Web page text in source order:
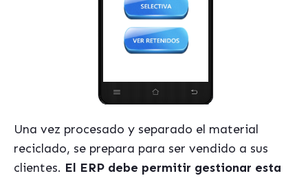
Una vez procesado y separado el material
reciclado, se prepara para ser vendido a sus
clientes. El ERP debe permitir gestionar esta